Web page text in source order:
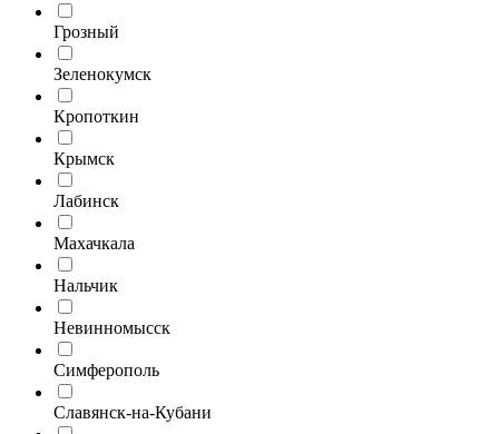
Грозный
Зеленокумск
Кропоткин
Крымск
Лабинск
Махачкала
Нальчик
Невинномысск
Симферополь
Славянск-на-Кубани